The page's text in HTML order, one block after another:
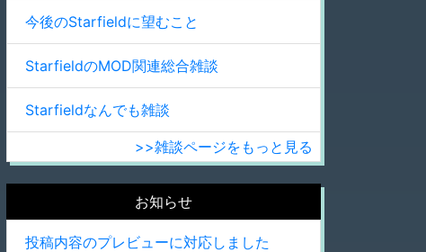
今後のStarfieldに望むこと
StarfieldのMOD関連総合雑談
Starfieldなんでも雑談
>>雑談ページをもっと見る
お知らせ
投稿内容のプレビューに対応しました